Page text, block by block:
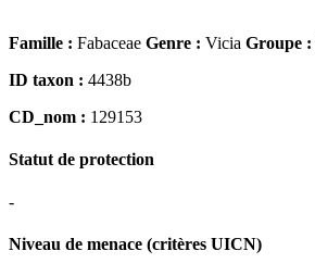
Famille : Fabaceae Genre : Vicia Groupe :
ID taxon : 4438b
CD_nom : 129153
Statut de protection
-
Niveau de menace (critères UICN)